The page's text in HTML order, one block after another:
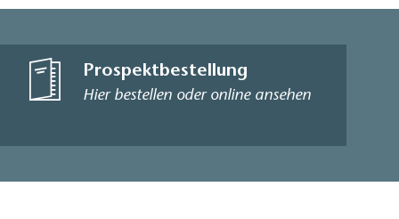
Prospektbestellung
Hier bestellen oder online ansehen